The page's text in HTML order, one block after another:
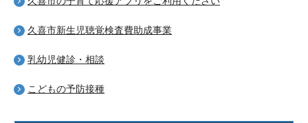
久喜市新生児聴覚検査費助成事業
乳幼児健診・相談
こどもの予防接種